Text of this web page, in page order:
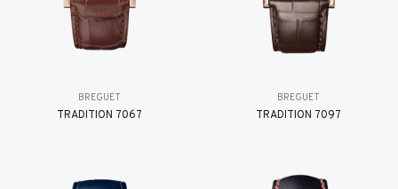
BREGUET
TRADITION 7067
BREGUET
TRADITION 7097